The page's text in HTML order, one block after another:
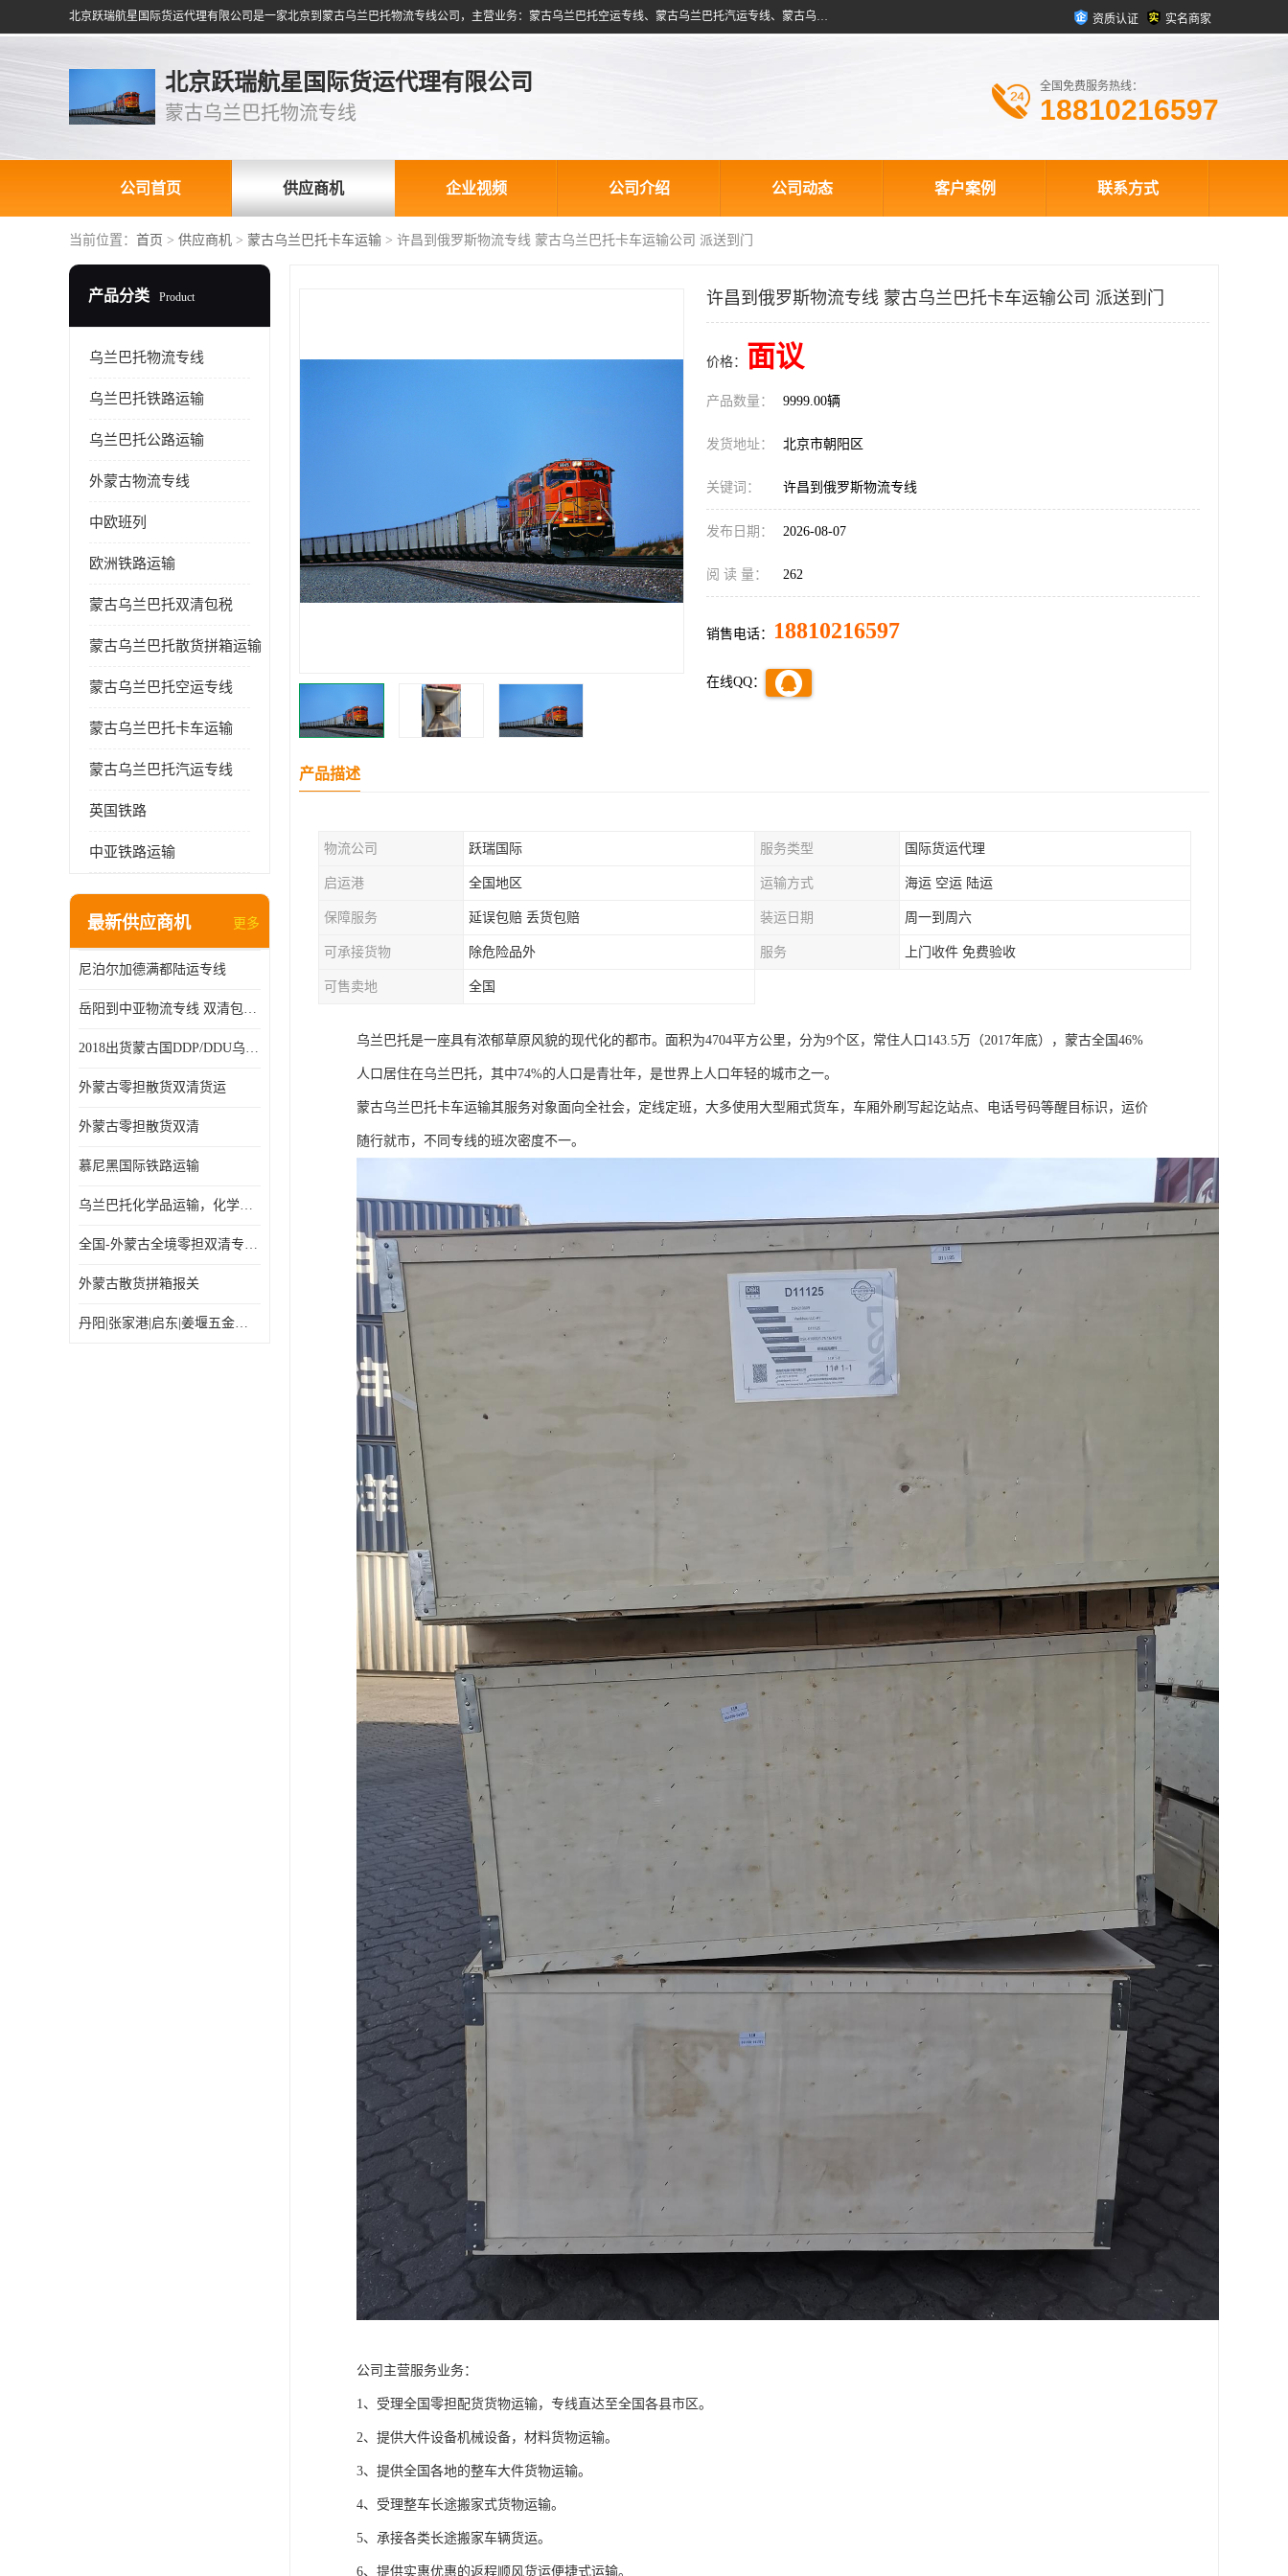
北京跃瑞航星国际货运代理有限公司是一家北京到蒙古乌兰巴托物流专线公司，主营业务：蒙古乌兰巴托空运专线、蒙古乌兰巴托汽运专线、蒙古乌兰巴托散货拼箱、蒙古乌兰巴托双清包税、蒙古乌兰巴托铁路运输等运输服务。以北京为中心服务于全国各地，运输能力及代理网络覆盖蒙古、俄罗斯、中亚五国各主要城市及站点。 资质认证 实名商家
北京跃瑞航星国际货运代理有限公司
蒙古乌兰巴托物流专线
全国免费服务热线：
18810216597
公司首页 供应商机 企业视频 公司介绍 公司动态 客户案例 联系方式
当前位置： 首页 > 供应商机 > 蒙古乌兰巴托卡车运输 > 许昌到俄罗斯物流专线 蒙古乌兰巴托卡车运输公司 派送到门
产品分类 Product
乌兰巴托物流专线
乌兰巴托铁路运输
乌兰巴托公路运输
外蒙古物流专线
中欧班列
欧洲铁路运输
蒙古乌兰巴托双清包税
蒙古乌兰巴托散货拼箱运输
蒙古乌兰巴托空运专线
蒙古乌兰巴托卡车运输
蒙古乌兰巴托汽运专线
英国铁路
中亚铁路运输
最新供应商机 更多
尼泊尔加德满都陆运专线
岳阳到中亚物流专线 双清包税 一站服务
2018出货蒙古国DDP/DDU乌兰巴托双清国际物流专线
外蒙古零担散货双清货运
外蒙古零担散货双清
慕尼黑国际铁路运输
乌兰巴托化学品运输，化学品怎么运到乌兰巴托
全国-外蒙古全境零担双清专线/外蒙古DDP双清
外蒙古散货拼箱报关
丹阳|张家港|启东|姜堰五金机电工具出口乌兰巴托怎么运输较划算
许昌到俄罗斯物流专线 蒙古乌兰巴托卡车运输公司 派送到门
价格： 面议
产品数量： 9999.00辆
发货地址： 北京市朝阳区
关键词： 许昌到俄罗斯物流专线
发布日期： 2026-08-07
阅 读 量： 262
销售电话： 18810216597
在线QQ：
产品描述
物流公司 跃瑞国际 服务类型 国际货运代理
启运港 全国地区 运输方式 海运 空运 陆运
保障服务 延误包赔 丢货包赔 装运日期 周一到周六
可承接货物 除危险品外 服务 上门收件 免费验收
可售卖地 全国
乌兰巴托是一座具有浓郁草原风貌的现代化的都市。面积为4704平方公里，分为9个区，常住人口143.5万（2017年底），蒙古全国46%
人口居住在乌兰巴托，其中74%的人口是青壮年，是世界上人口年轻的城市之一。
蒙古乌兰巴托卡车运输其服务对象面向全社会，定线定班，大多使用大型厢式货车，车厢外刷写起讫站点、电话号码等醒目标识，运价
随行就市，不同专线的班次密度不一。
公司主营服务业务：
1、受理全国零担配货货物运输，专线直达至全国各县市区。
2、提供大件设备机械设备，材料货物运输。
3、提供全国各地的整车大件货物运输。
4、受理整车长途搬家式货物运输。
5、承接各类长途搬家车辆货运。
6、提供实惠优惠的返程顺风货运便捷式运输。